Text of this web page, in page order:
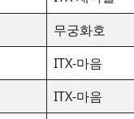
무궁화호
ITX-마음
ITX-마음